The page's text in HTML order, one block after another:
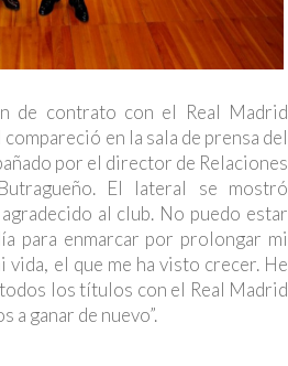
de contrato con el Real Madrid
en la sala de prensa del
por el director de Relaciones
El lateral se mostró
al club. No puedo estar
para enmarcar por prolongar mi
el que me ha visto crecer. He
los títulos con el Real Madrid
a ganar de nuevo”.